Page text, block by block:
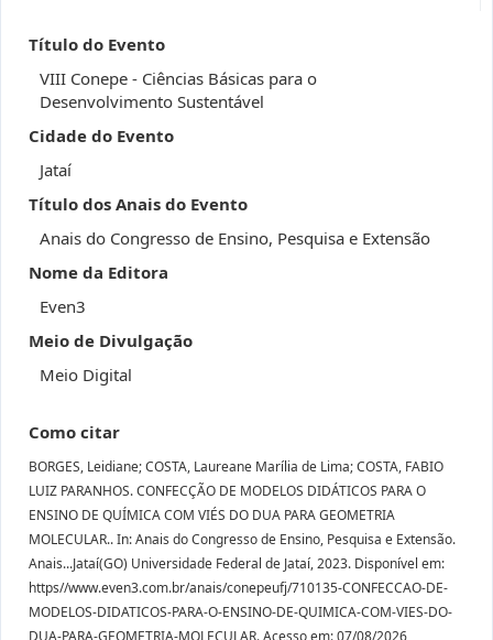
Título do Evento
VIII Conepe - Ciências Básicas para o
Desenvolvimento Sustentável
Cidade do Evento
Jataí
Título dos Anais do Evento
Anais do Congresso de Ensino, Pesquisa e Extensão
Nome da Editora
Even3
Meio de Divulgação
Meio Digital
Como citar
BORGES, Leidiane; COSTA, Laureane Marília de Lima; COSTA, FABIO
LUIZ PARANHOS. CONFECÇÃO DE MODELOS DIDÁTICOS PARA O
ENSINO DE QUÍMICA COM VIÉS DO DUA PARA GEOMETRIA
MOLECULAR.. In: Anais do Congresso de Ensino, Pesquisa e Extensão.
Anais...Jataí(GO) Universidade Federal de Jataí, 2023. Disponível em:
https//www.even3.com.br/anais/conepeufj/710135-CONFECCAO-DE-
MODELOS-DIDATICOS-PARA-O-ENSINO-DE-QUIMICA-COM-VIES-DO-
DUA-PARA-GEOMETRIA-MOLECULAR. Acesso em: 07/08/2026